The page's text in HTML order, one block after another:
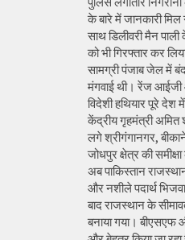
के बारे में जानकारी
साथ डिलीवरी मैन पाली
को भी गिरफ्तार कर
सामग्री पंजाब जेल में
मंगवाई थी। रेंज
विदेशी हथियार पूरे देश
केंद्रीय गृहमंत्री अमित
लगे श्रीगंगानगर,
जोधपुर क्षेत्र की
अब पाकिस्तान
और नशीले पदार्थ
बाद राजस्थान के
बनाया गया।